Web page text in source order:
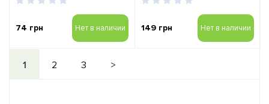
74 грн Нет в наличии 149 грн Нет в наличии
1 2 3 >